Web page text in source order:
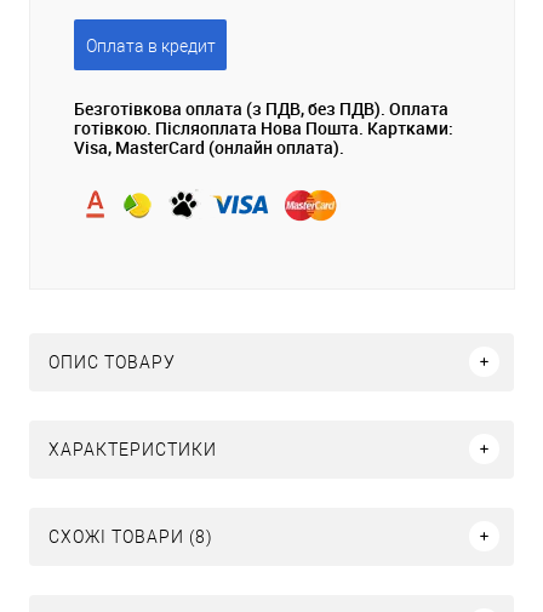
Оплата в кредит
Безготівкова оплата (з ПДВ, без ПДВ). Оплата
готівкою. Післяоплата Нова Пошта. Картками:
Visa, MasterCard (онлайн оплата).
ОПИС ТОВАРУ
ХАРАКТЕРИСТИКИ
СХОЖІ ТОВАРИ (8)